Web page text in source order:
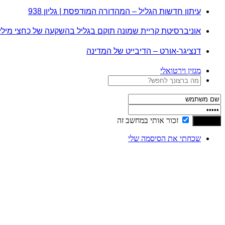
עיתון חדשות הגליל – המהדורה המודפסת | גליון 938
אוניברסיטת קריית שמונה תוקם בגליל בהשקעה של כחצי
דנציגר-אורט – הדיבייט של המדינה
מגזין וירטואלי
זכור אותי במחשב זה
שכחתי את הסיסמה שלי